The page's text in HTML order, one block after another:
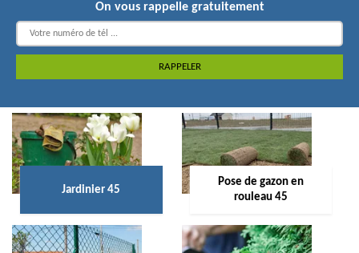
On vous rappelle gratuitement
Jardinier 45
Pose de gazon en
rouleau 45